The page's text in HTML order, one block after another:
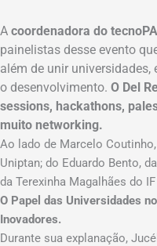
A coordenadora do
painelistas desse evento
além de unir universidades,
o desenvolvimento. O Del
sessions, hackathons,
muito networking.
Ao lado de Marcelo
Uniptan; do Eduardo Bento,
da Terexinha Magalhães do
O Papel das Universidades
Inovadores.
Durante sua explanação,